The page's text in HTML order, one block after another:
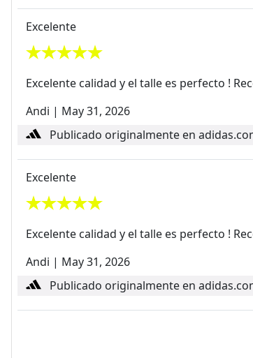
Excelente
Excelente calidad y el talle es perfecto !
Andi | May 31, 2026
Publicado originalmente en
Excelente
Excelente calidad y el talle es perfecto !
Andi | May 31, 2026
Publicado originalmente en